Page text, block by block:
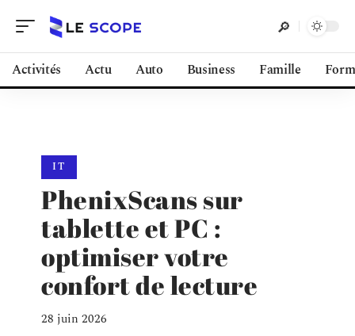
Activités Actu Auto Business Famille
IT
PhenixScans sur
tablette et PC :
optimiser votre
confort de lecture
28 juin 2026